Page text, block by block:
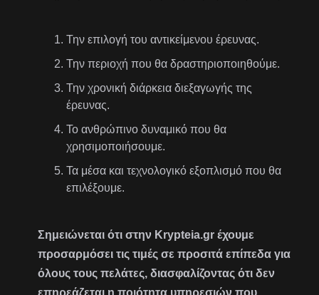
Την επιλογή του αντικείμενου έρευνας.
Την περιοχή που θα δραστηριοποιηθούμε.
Την χρονική διάρκεια διεξαγωγής της
έρευνας.
Το ανθρώπινο δυναμικό που θα
χρησιμοποιήσουμε.
Τα μέσα και τεχνολογικό εξοπλισμό που θα
επιλέξουμε.
Σημειώνεται ότι στην Krypteia.gr έχουμε
προσαρμόσει τις τιμές σε προσιτά επίπεδα για
όλους τους πελάτες, διασφαλίζοντας ότι δεν
επηρεάζεται η ποιότητα υπηρεσιών που